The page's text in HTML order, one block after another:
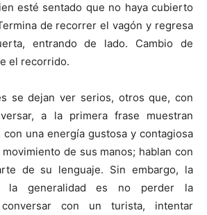
esté sentado que no haya cubierto
de recorrer el vagón y regresa
entrando de lado. Cambio de
el recorrido.
se dejan ver serios, otros que, con
a la primera frase muestran
una energía gustosa y contagiosa
de sus manos; hablan con
de su lenguaje. Sin embargo, la
la generalidad es no perder la
con un turista, intentar